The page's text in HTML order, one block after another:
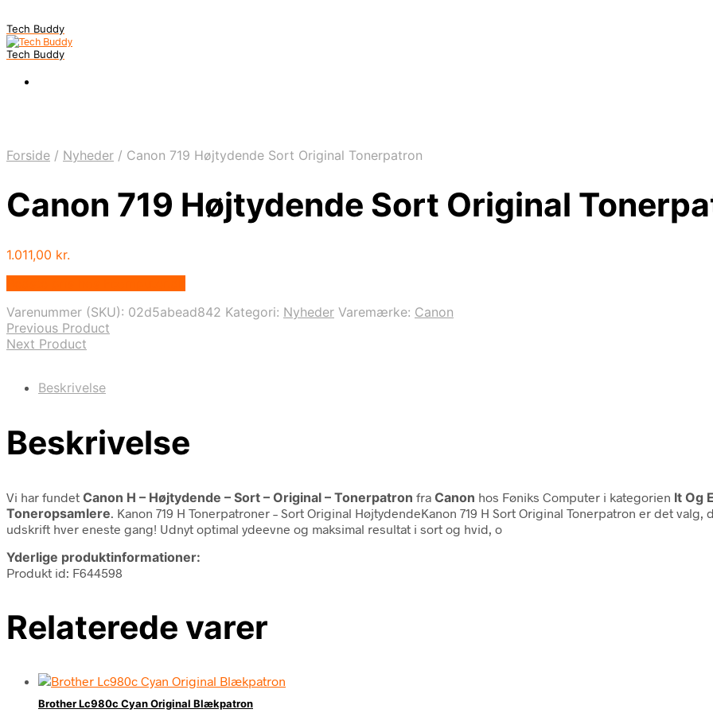
Tech Buddy
Tech Buddy
Forside / Nyheder / Canon 719 Højtydende Sort Original Tonerpatron
Canon 719 Højtydende Sort Original
1.011,00 kr.
Varenummer (SKU): 02d5abead842 Kategori: Nyheder Varemærke: Canon
Previous Product
Next Product
Beskrivelse
Beskrivelse
Vi har fundet Canon H – Højtydende – Sort – Original – Tonerpatron fra Canon hos Føniks Computer i kategorien It Og
Toneropsamlere . Kanon 719 H Tonerpatroner – Sort Original HøjtydendeKanon 719 H Sort Original Tonerpatron er det
udskrift hver eneste gang! Udnyt optimal ydeevne og maksimal resultat i sort og hvid, o
Yderlige produktinformationer:
Produkt id: F644598
Relaterede varer
Brother Lc980c Cyan Original Blækpatron